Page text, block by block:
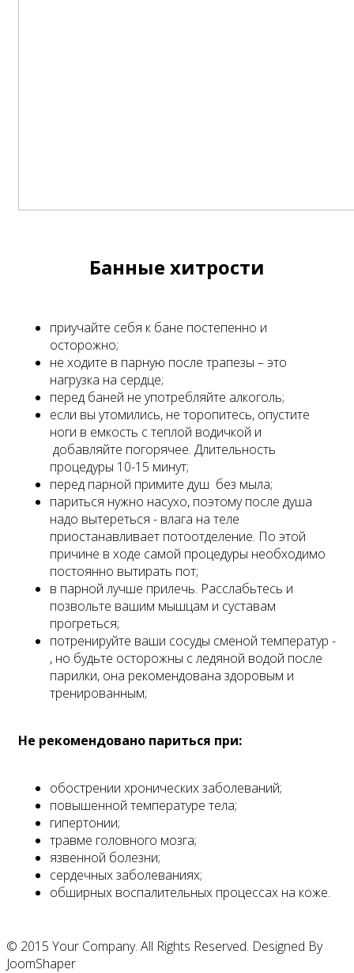
Банные хитрости
приучайте себя к бане постепенно и
осторожно;
не ходите в парную после трапезы – это
нагрузка на сердце;
перед баней не употребляйте алкоголь;
если вы утомились, не торопитесь, опустите
ноги в емкость с теплой водичкой и
добавляйте погорячее. Длительность
процедуры 10-15 минут;
перед парной примите душ без мыла;
париться нужно насухо, поэтому после душа
надо вытереться - влага на теле
приостанавливает потоотделение. По этой
причине в ходе самой процедуры необходимо
постоянно вытирать пот;
в парной лучше прилечь. Расслабьтесь и
позвольте вашим мышцам и суставам
прогреться;
потренируйте ваши сосуды сменой температур -
, но будьте осторожны с ледяной водой после
парилки, она рекомендована здоровым и
тренированным;
Не рекомендовано париться при:
обострении хронических заболеваний;
повышенной температуре тела;
гипертонии;
травме головного мозга;
язвенной болезни;
сердечных заболеваниях;
обширных воспалительных процессах на коже.
© 2015 Your Company. All Rights Reserved. Designed By
JoomShaper